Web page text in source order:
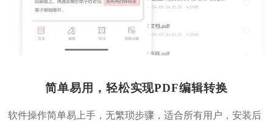
简单易用，轻松实现PDF编辑转换
软件操作简单易上手，无繁琐步骤，适合所有用户，安装后
记笔记神器，可以在PDF文件内标记重点内容，还
能在旁边做标注，阅读时可以添加标签，既提升了